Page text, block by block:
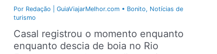
Por Redação | GuiaViajarMelhor.com • Bonito, Notícias de
turismo
Casal registrou o momento enquanto
enquanto descia de boia no Rio